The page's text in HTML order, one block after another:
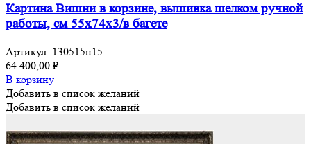
Картина Вишни в корзине, вышивка шелком ручной
работы, см 55х74х3/в багете
Артикул: 130515н15
64 400,00 ₽
В корзину
Добавить в список желаний
Добавить в список желаний